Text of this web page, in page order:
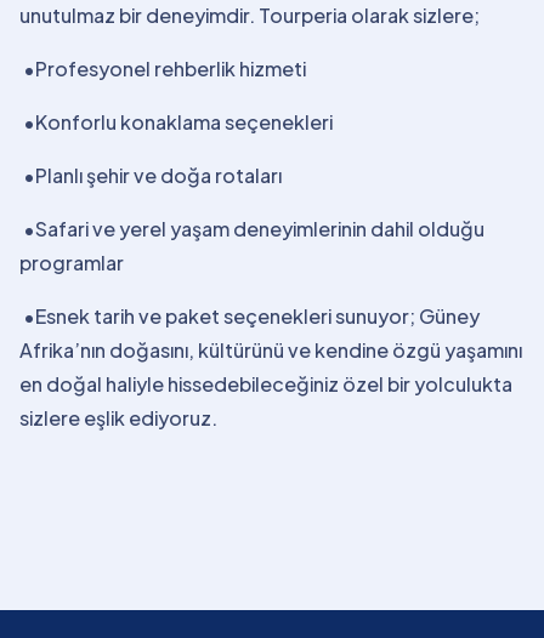
unutulmaz bir deneyimdir. Tourperia olarak sizlere;
•Profesyonel rehberlik hizmeti
•Konforlu konaklama seçenekleri
•Planlı şehir ve doğa rotaları
•Safari ve yerel yaşam deneyimlerinin dahil olduğu
programlar
•Esnek tarih ve paket seçenekleri sunuyor; Güney
Afrika’nın doğasını, kültürünü ve kendine özgü yaşamını
en doğal haliyle hissedebileceğiniz özel bir yolculukta
sizlere eşlik ediyoruz.